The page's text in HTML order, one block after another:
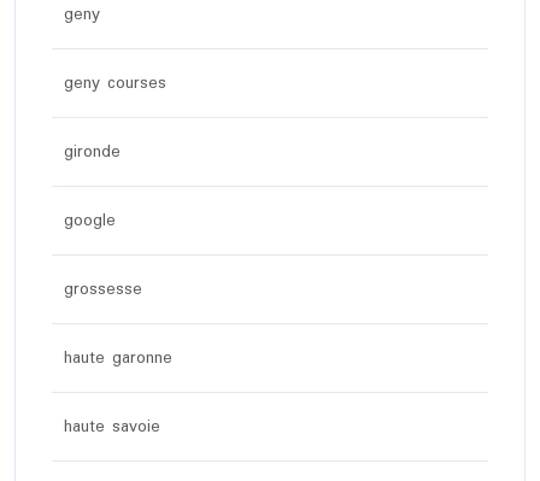
geny
geny courses
gironde
google
grossesse
haute garonne
haute savoie